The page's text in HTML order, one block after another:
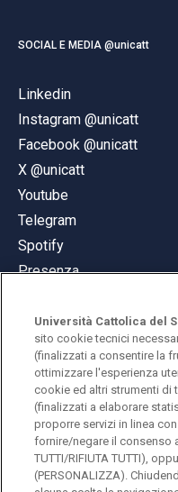
SOCIAL E MEDIA @unicatt
Linkedin
Instagram @unicatt
Facebook @unicatt
X @unicatt
Youtube
Telegram
Spotify
Presenza
© Università Cattolica
Largo A. Gemelli 1,
PI 02133120150
Università Cattolica del
sito cookie tecnici
(finalizzati a consentire la
ottimizzare l'esperienza
cookie ed altri strumenti di
(finalizzati a elaborare
proporre servizi in linea
fornire/negare il consenso
TUTTI/RIFIUTA TUTTI),
(PERSONALIZZA).